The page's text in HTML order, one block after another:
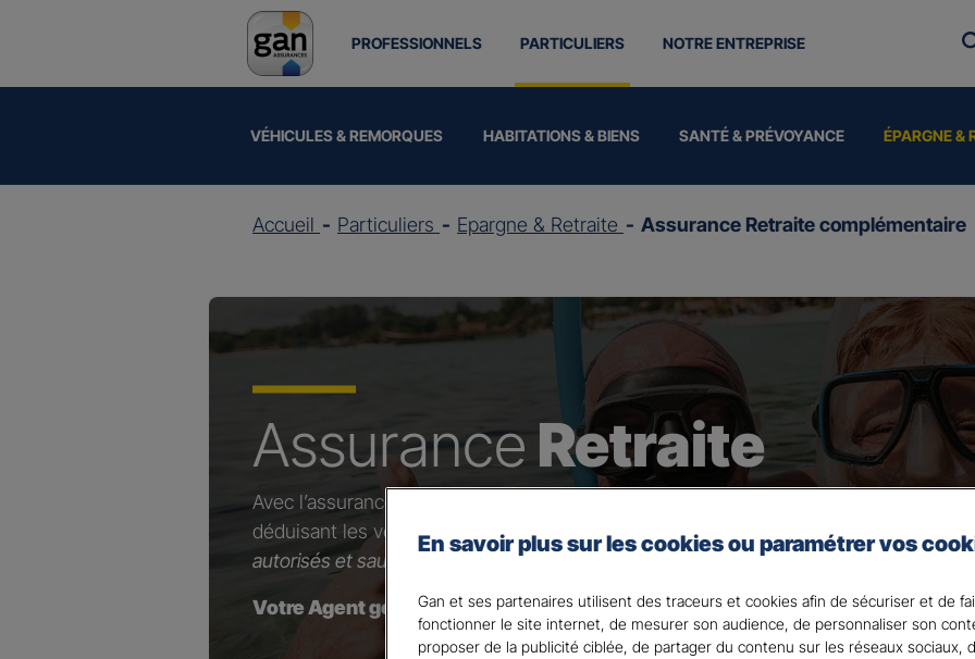
PROFESSIONNELS PARTICULIERS
VÉHICULES & REMORQUES HABITATIONS & BIENS SANTÉ & PRÉVOYANCE ÉPARGNE &
NOTRE ENTREPRISE
Accueil Particuliers Epargne & Retraite Assurance Retraite complémentaire
Assurance Retraite
Avec l’assurance Retraite Gan Assurances, complétez les revenus que vous
déduisant les versements effectués sur votre contrat de votre revenu imposable
autorisés et sauf option contraire)
.
Votre Agent général est à votre disposition pour répondre à toutes vos
En savoir plus sur les cookies ou paramétrer vos
Gan et ses partenaires utilisent des traceurs et cookies afin de sécuriser et de
fonctionner le site internet, de mesurer son audience, de personnaliser son
proposer de la publicité ciblée, de partager du contenu sur les réseaux sociaux,